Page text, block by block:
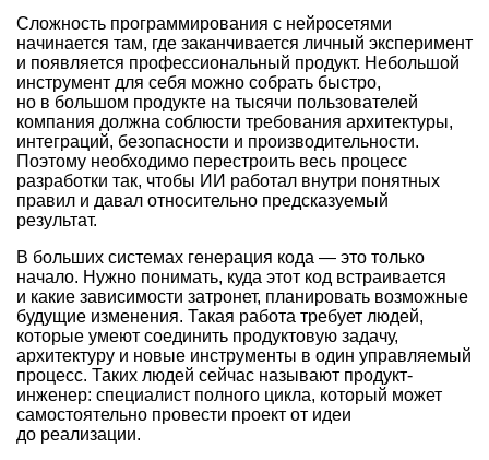
Сложность программирования с нейросетями
начинается там, где заканчивается личный эксперимент
и появляется профессиональный продукт. Небольшой
инструмент для себя можно собрать быстро,
но в большом продукте на тысячи пользователей
компания должна соблюсти требования архитектуры,
интеграций, безопасности и производительности.
Поэтому необходимо перестроить весь процесс
разработки так, чтобы ИИ работал внутри понятных
правил и давал относительно предсказуемый
результат.
В больших системах генерация кода — это только
начало. Нужно понимать, куда этот код встраивается
и какие зависимости затронет, планировать возможные
будущие изменения. Такая работа требует людей,
которые умеют соединить продуктовую задачу,
архитектуру и новые инструменты в один управляемый
процесс. Таких людей сейчас называют продукт-
инженер: специалист полного цикла, который может
самостоятельно провести проект от идеи
до реализации.